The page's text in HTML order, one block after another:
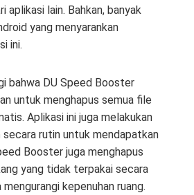
aplikasi lain. Bahkan, banyak
yang menyarankan
ini.
bahwa DU Speed Booster
untuk menghapus semua file
Aplikasi ini juga melakukan
rutin untuk mendapatkan
Booster juga menghapus
yang tidak terpakai secara
kepenuhan ruang.